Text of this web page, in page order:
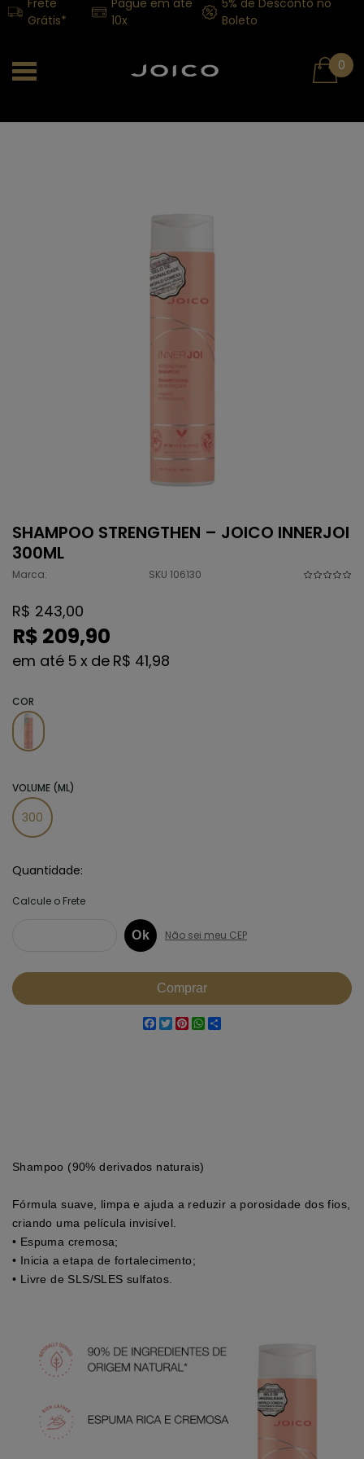
Frete
Grátis*
Pague em até
10x
5% de Desconto no
Boleto
0
SHAMPOO STRENGTHEN – JOICO INNERJOI
300ML
Marca: SKU 106130
R$ 243,00
R$ 209,90
5 x de R$ 41,98
COR
VOLUME (ML)
300
Quantidade
Facebook
Twitter
Pinterest
WhatsApp
Shampoo (90% derivados naturais)
Fórmula suave, limpa e ajuda a reduzir a porosidade dos fios,
criando uma película invisível.
• Espuma cremosa;
• Inicia a etapa de fortalecimento;
• Livre de SLS/SLES sulfatos.